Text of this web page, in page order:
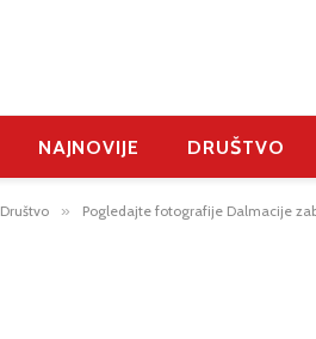
NAJNOVIJE DRUŠTVO
Društvo » Pogledajte fotografije Dalmacije